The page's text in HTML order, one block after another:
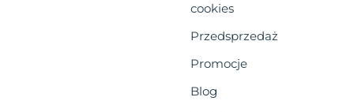
cookies
Przedsprzedaż
Promocje
Blog